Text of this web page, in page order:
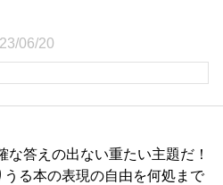
06/20
な答えの出ない重たい主題だ！
うる本の表現の自由を何処まで